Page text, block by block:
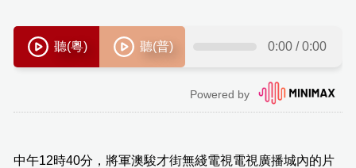
中午12時40分，將軍澳駿才街無綫電視電視廣播城內的片